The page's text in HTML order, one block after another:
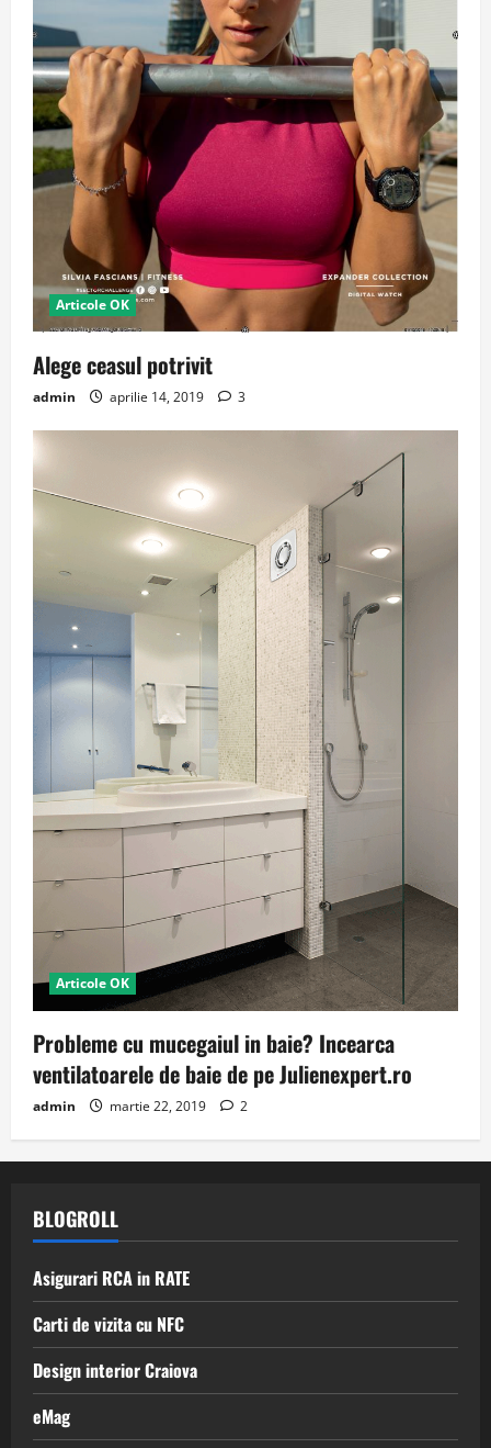
Articole OK
Alege ceasul potrivit
admin aprilie 14, 2019 3
Articole OK
Probleme cu mucegaiul in baie? Incearca
ventilatoarele de baie de pe Julienexpert.ro
admin martie 22, 2019 2
BLOGROLL
Asigurari RCA in RATE
Carti de vizita cu NFC
Design interior Craiova
eMag